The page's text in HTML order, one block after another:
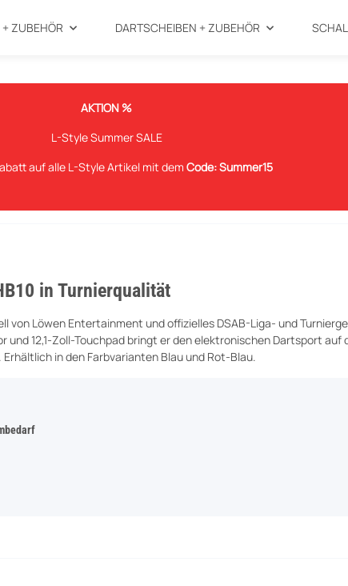
+ ZUBEHÖR DARTSCHEIBEN + ZUBEHÖR
AKTION %
L-Style Summer SALE
auf alle L-Style Artikel mit dem Code: Summer15
in Turnierqualität
von Löwen Entertainment und offizielles DSAB-Liga- und
12,1-Zoll-Touchpad bringt er den elektronischen Dartsport auf
in den Farbvarianten Blau und Rot-Blau.